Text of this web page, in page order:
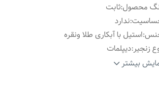
محصول:ثابت
:ندارد
:استیل با آبکاری طلا ونقره
زنجیر:دیپلمات
برای: خانم هابیشتر